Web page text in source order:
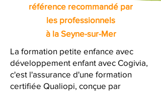
référence recommandé par
les professionnels
à la Seyne-sur-Mer
La formation petite enfance avec
développement enfant avec Cogivia,
c'est l'assurance d'une formation
certifiée Qualiopi, conçue par